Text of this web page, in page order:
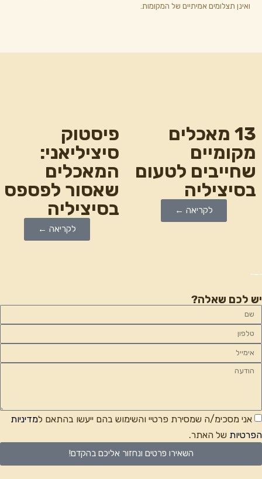
ואינן תצלומים אמיתיים של המקומות.
13 מאכלים
מקומיים
שחייבים לטעום
בסיציליה
לקריאה ←
פיסטוק
סיציליאני:
המאכלים
שאסור לפספס
בסיציליה
לקריאה ←
יש לכם שאלה?
אני מסכימ/ה שמסירת פרטיי והשימוש בהם ייעשו בהתאם למדיניות
הפרטיות של האתר.
השאירו פרטים ונחזור אליכם בהקדם!